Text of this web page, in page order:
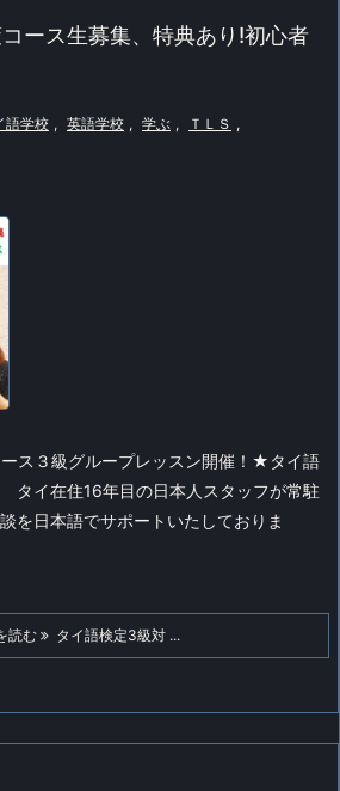
ース生募集、特典あり!初心者
語学校 , 英語学校 , 学ぶ , ＴＬＳ ,
ス３級グループレッスン開催！★ タイ語
タイ在住16年目の日本人スタッフが常駐
を日本語でサポートいたしておりま
読む タイ語検定3級対 ...